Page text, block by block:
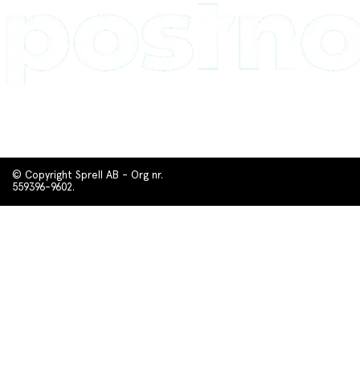
© Copyright Sprell AB - Org nr.
559396-9602.